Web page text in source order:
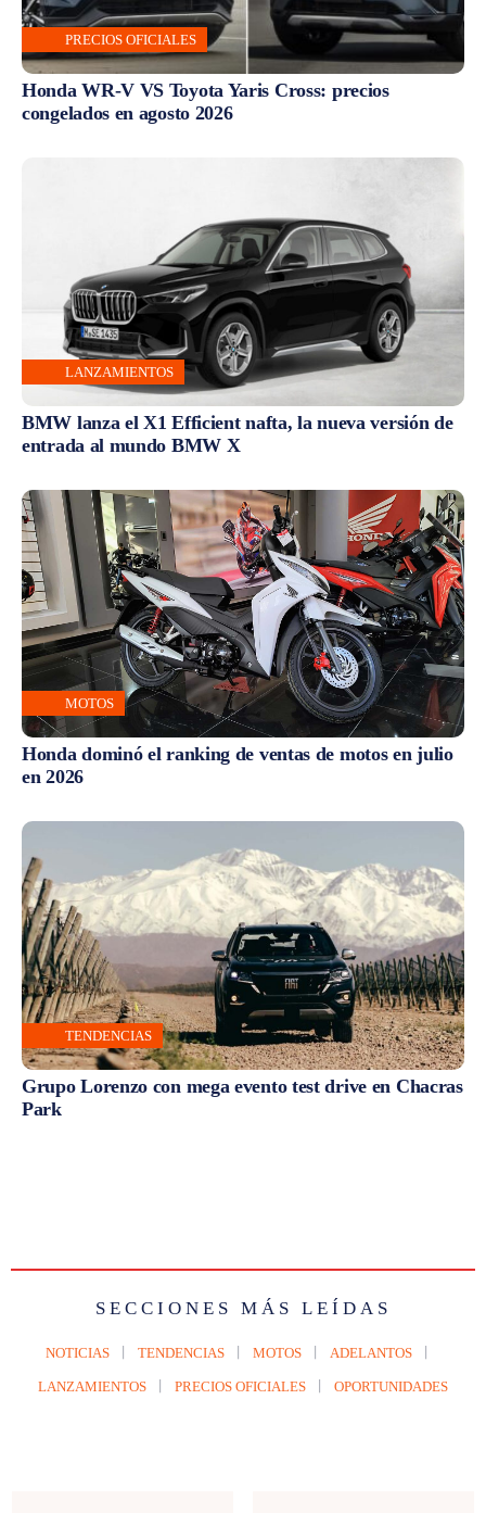
PRECIOS OFICIALES
Honda WR-V VS Toyota Yaris Cross: precios
congelados en agosto 2026
LANZAMIENTOS
BMW lanza el X1 Efficient nafta, la nueva versión de
entrada al mundo BMW X
MOTOS
Honda dominó el ranking de ventas de motos en julio
en 2026
TENDENCIAS
Grupo Lorenzo con mega evento test drive en Chacras
Park
SECCIONES MÁS LEÍDAS
NOTICIAS TENDENCIAS MOTOS ADELANTOS
LANZAMIENTOS PRECIOS OFICIALES OPORTUNIDADES